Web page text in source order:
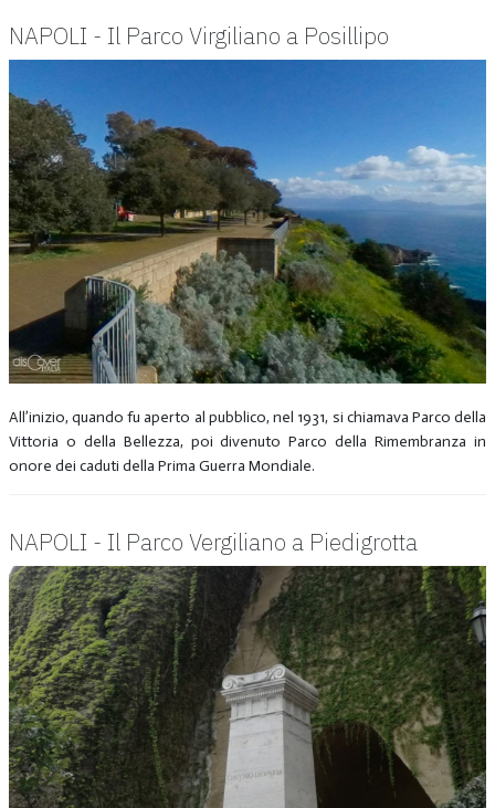
NAPOLI - Il Parco Virgiliano a Posillipo
All’inizio, quando fu aperto al pubblico, nel 1931, si chiamava Parco della
Vittoria o della Bellezza, poi divenuto Parco della Rimembranza in
onore dei caduti della Prima Guerra Mondiale.
NAPOLI - Il Parco Vergiliano a Piedigrotta